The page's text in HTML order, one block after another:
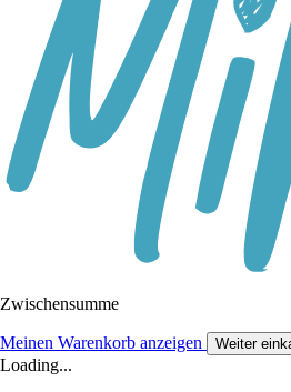
Zwischensumme
Meinen Warenkorb anzeigen Weiter
Loading...